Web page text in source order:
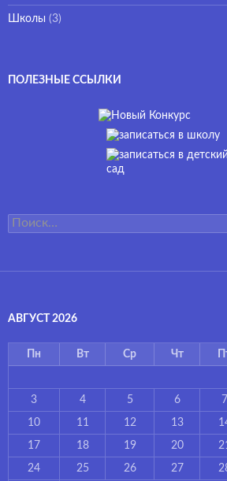
Школы (3)
ПОЛЕЗНЫЕ ССЫЛКИ
Найти:
АВГУСТ 2026
Пн Вт Ср Чт
3 4 5 6 7
10 11 12 13
17 18 19 20
24 25 26 27